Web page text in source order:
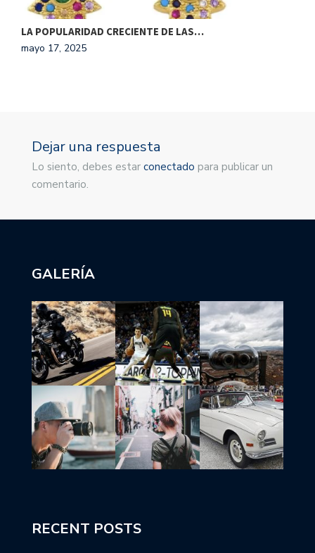
LA POPULARIDAD CRECIENTE DE LAS…
mayo 17, 2025
Dejar una respuesta
Lo siento, debes estar conectado para publicar un
comentario.
GALERÍA
RECENT POSTS